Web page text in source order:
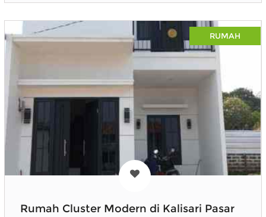
RUMAH
Rumah Cluster Modern di Kalisari Pasar